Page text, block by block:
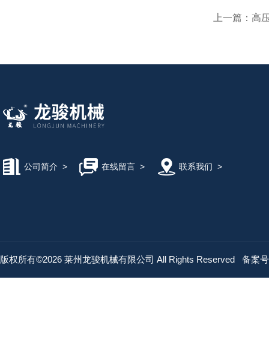
上一篇： 高
公司简介 > 在线留言> 联系我们 >
版权所有©2026 莱州龙骏机械有限公司 All Rights Reserved 备案